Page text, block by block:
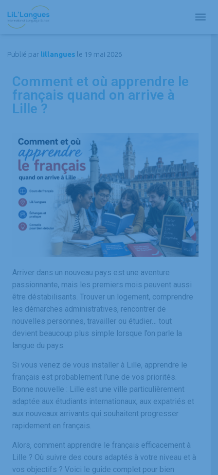
Publié par lillangues le 19 mai 2026
Comment et où apprendre le
français quand on arrive à
Lille ?
Arriver dans un nouveau pays est une aventure
passionnante, mais les premiers mois peuvent aussi
être déstabilisants. Trouver un logement, comprendre
les démarches administratives, rencontrer de
nouvelles personnes, travailler ou étudier… tout
devient beaucoup plus simple lorsque l’on parle la
langue du pays.
Si vous venez de vous installer à Lille, apprendre le
français est probablement l’une de vos priorités.
Bonne nouvelle : Lille est une ville particulièrement
adaptée aux étudiants internationaux, aux expatriés et
aux nouveaux arrivants qui souhaitent progresser
rapidement en français.
Alors, comment apprendre le français efficacement à
Lille ? Où suivre des cours adaptés à votre niveau et à
vos objectifs ? Voici le guide complet pour bien